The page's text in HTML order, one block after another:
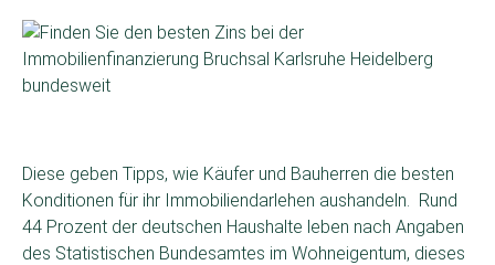
Diese geben Tipps, wie Käufer und Bauherren die besten
Konditionen für ihr Immobiliendarlehen aushandeln. Rund
44 Prozent der deutschen Haushalte leben nach Angaben
des Statistischen Bundesamtes im Wohneigentum, dieses